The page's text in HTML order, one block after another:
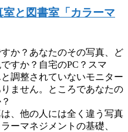
室と図書室「カラーマ
か？あなたのその写真、ど
すか？自宅のPC？スマ
調整されていないモニター
ません。ところであなたの
、他の人には全く違う写真
ーマネジメントの基礎、